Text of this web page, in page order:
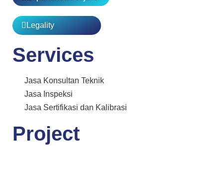
Legality
Services
Jasa Konsultan Teknik
Jasa Inspeksi
Jasa Sertifikasi dan Kalibrasi
Project